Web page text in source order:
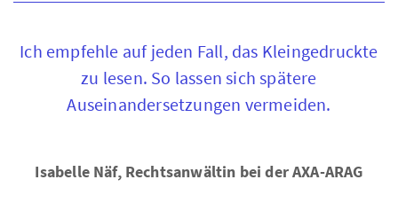
Ich empfehle auf jeden Fall, das Kleingedruckte
zu lesen. So lassen sich spätere
Auseinandersetzungen vermeiden.
Isabelle Näf, Rechtsanwältin bei der AXA-ARAG